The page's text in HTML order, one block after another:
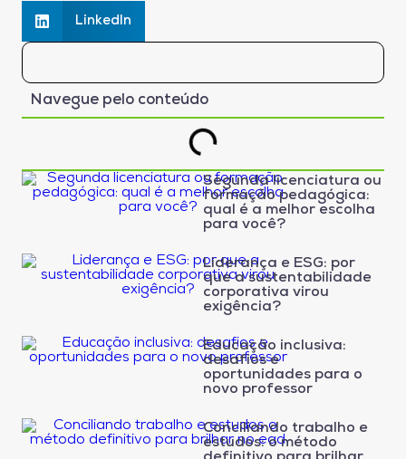
LinkedIn
Navegue pelo conteúdo
Segunda licenciatura ou
formação pedagógica:
qual é a melhor escolha
para você?
Liderança e ESG: por
que a sustentabilidade
corporativa virou
exigência?
Educação inclusiva:
desafios e
oportunidades para o
novo professor
Conciliando trabalho e
estudos: o método